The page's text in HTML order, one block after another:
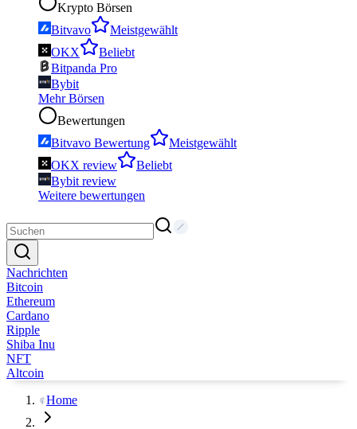
Krypto Börsen
Bitvavo
Meistgewählt
OKX
Beliebt
Bitpanda Pro
Bybit
Mehr Börsen
Bewertungen
Bitvavo Bewertung
Meistgewählt
OKX review
Beliebt
Bybit review
Weitere bewertungen
Nachrichten
Bitcoin
Ethereum
Cardano
Ripple
Shiba Inu
NFT
Altcoin
Home